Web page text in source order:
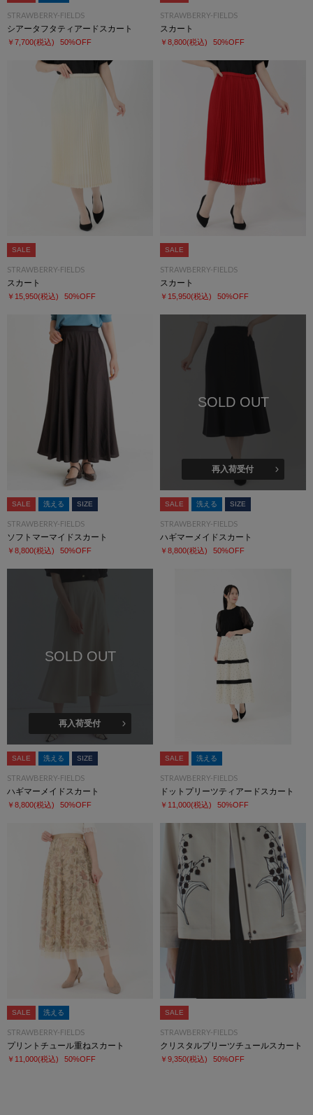
STRAWBERRY-FIELDS
シアータフタティアードスカート
￥7,700(税込) 50%OFF
STRAWBERRY-FIELDS
スカート
￥8,800(税込) 50%OFF
SALE
STRAWBERRY-FIELDS
スカート
￥15,950(税込) 50%OFF
SALE
STRAWBERRY-FIELDS
スカート
￥15,950(税込) 50%OFF
SALE 洗える SIZE
STRAWBERRY-FIELDS
ソフトマーマイドスカート
￥8,800(税込) 50%OFF
SOLD OUT
再入荷受付
SALE 洗える SIZE
STRAWBERRY-FIELDS
ハギマーメイドスカート
￥8,800(税込) 50%OFF
SOLD OUT
再入荷受付
SALE 洗える SIZE
STRAWBERRY-FIELDS
ハギマーメイドスカート
￥8,800(税込) 50%OFF
SALE 洗える
STRAWBERRY-FIELDS
ドットプリーツティアードスカート
￥11,000(税込) 50%OFF
SALE 洗える
STRAWBERRY-FIELDS
プリントチュール重ねスカート
￥11,000(税込) 50%OFF
SALE
STRAWBERRY-FIELDS
クリスタルプリーツチュールスカート
￥9,350(税込) 50%OFF